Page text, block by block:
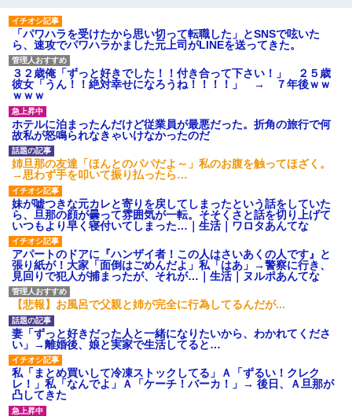
「パワハラを受けたから思い切って転職した」とSNSで呟いた
ら、速攻でパワハラかました元上司がLINEを送ってきた。
３２歳俺「ずっと好きでした！！付き合って下さい！」 ２５歳
彼女「うん！！絶対幸せになろうね！！！！」 → ７年後ｗｗ
ｗｗｗ
ホテルに泊まったんだけど従業員が最悪だった。折角の旅行で何
故私が怒鳴られなきゃいけなかったのだ
姉旦那の友達「ほんとのパパだよ～」私のお腹を触ってほざく。
→思わず手を叩いて振り払ったら…
妹が嘘つきな元カレと寄りを戻してしまったという話をしていた
ら、旦那の顔が曇って雰囲気が一転。そそくさと話を切り上げて
いつもより早く寝付いてしまった…｜生活｜ワロタあんてな
アパートのドアに『ハンザイ者！この人はさいあくの人です』と
張り紙が！大家「面倒はごめんだよ」私「はあ」→警察に行き、
見回りで犯人が捕まったが、それが…｜生活｜ヌルポあんてな
【悲報】お風呂で父親と姉が完全に行為してるんだが...
妻「ずっと好きだった人と一緒になりたいから、わかれてくださ
い」→離婚後、娘と実家で生活してると…
私「まとめ買いして冷凍ストックしてる」Ａ「ずるい！クレク
レ！」私「なんでよ」Ａ「ケーチ！バーカ！」→ 後日、Ａ旦那が
凸してきた